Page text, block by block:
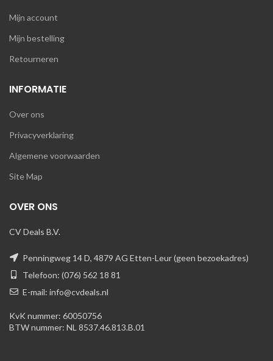
Mijn account
Mijn bestelling
Retourneren
INFORMATIE
Over ons
Privacyverklaring
Algemene voorwaarden
Site Map
OVER ONS
CV Deals B.V.
Penningweg 14 D, 4879 AG Etten-Leur (geen bezoekadres)
Telefoon: (076) 562 18 81
E-mail: info@cvdeals.nl
KvK nummer: 60050756
BTW nummer: NL 8537.46.813.B.01